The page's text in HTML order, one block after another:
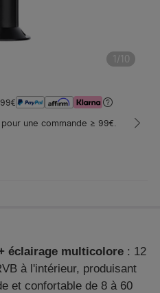
1/10
une commande ≥ 99€.
éclairage multicolore : 12
à l'intérieur, produisant
et confortable de 8 à 60